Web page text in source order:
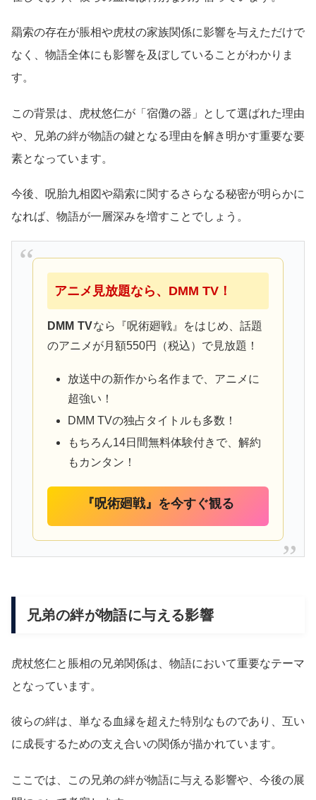
羂索の存在が脹相や虎杖の家族関係に影響を与えただけで
なく、物語全体にも影響を及ぼしていることがわかりま
す。
この背景は、虎杖悠仁が「宿儺の器」として選ばれた理由
や、兄弟の絆が物語の鍵となる理由を解き明かす重要な要
素となっています。
今後、呪胎九相図や羂索に関するさらなる秘密が明らかに
なれば、物語が一層深みを増すことでしょう。
アニメ見放題なら、DMM TV！
DMM TVなら『呪術廻戦』をはじめ、話題
のアニメが月額550円（税込）で見放題！
放送中の新作から名作まで、アニメに
超強い！
DMM TVの独占タイトルも多数！
もちろん14日間無料体験付きで、解約
もカンタン！
『呪術廻戦』を今すぐ観る
兄弟の絆が物語に与える影響
虎杖悠仁と脹相の兄弟関係は、物語において重要なテーマ
となっています。
彼らの絆は、単なる血縁を超えた特別なものであり、互い
に成長するための支え合いの関係が描かれています。
ここでは、この兄弟の絆が物語に与える影響や、今後の展